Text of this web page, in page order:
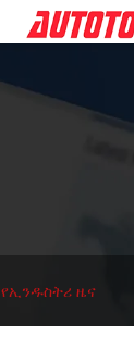
የኢንዱስትሪ ዜና